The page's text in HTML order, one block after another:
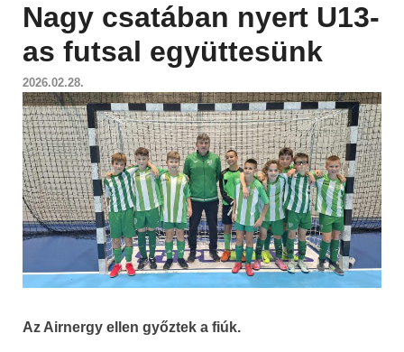
Nagy csatában nyert U13-
as futsal együttesünk
2026.02.28.
Az Airnergy ellen győztek a fiúk.